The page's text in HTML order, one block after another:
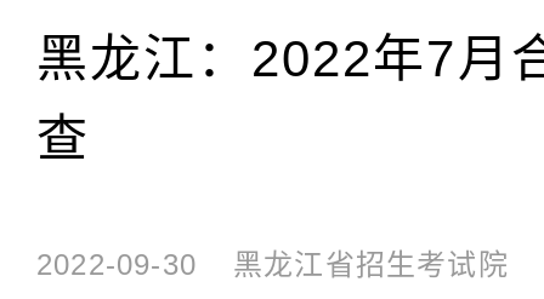
黑龙江：2022年7月
查
2022-09-30 黑龙江省招生考试院